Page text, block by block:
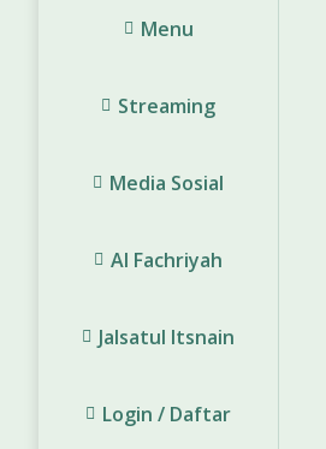
Menu
Streaming
Media Sosial
Al Fachriyah
Jalsatul Itsnain
Login / Daftar